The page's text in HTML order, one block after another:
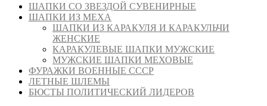
ШАПКИ СО ЗВЕЗДОЙ СУВЕНИРНЫЕ
ШАПКИ ИЗ МЕХА
ШАПКИ ИЗ КАРАКУЛЯ И КАРАКУЛЬЧИ
ЖЕНСКИЕ
КАРАКУЛЕВЫЕ ШАПКИ МУЖСКИЕ
МУЖСКИЕ ШАПКИ МЕХОВЫЕ
ФУРАЖКИ ВОЕННЫЕ СССР
ЛЕТНЫЕ ШЛЕМЫ
БЮСТЫ ПОЛИТИЧЕСКИЙ ЛИДЕРОВ